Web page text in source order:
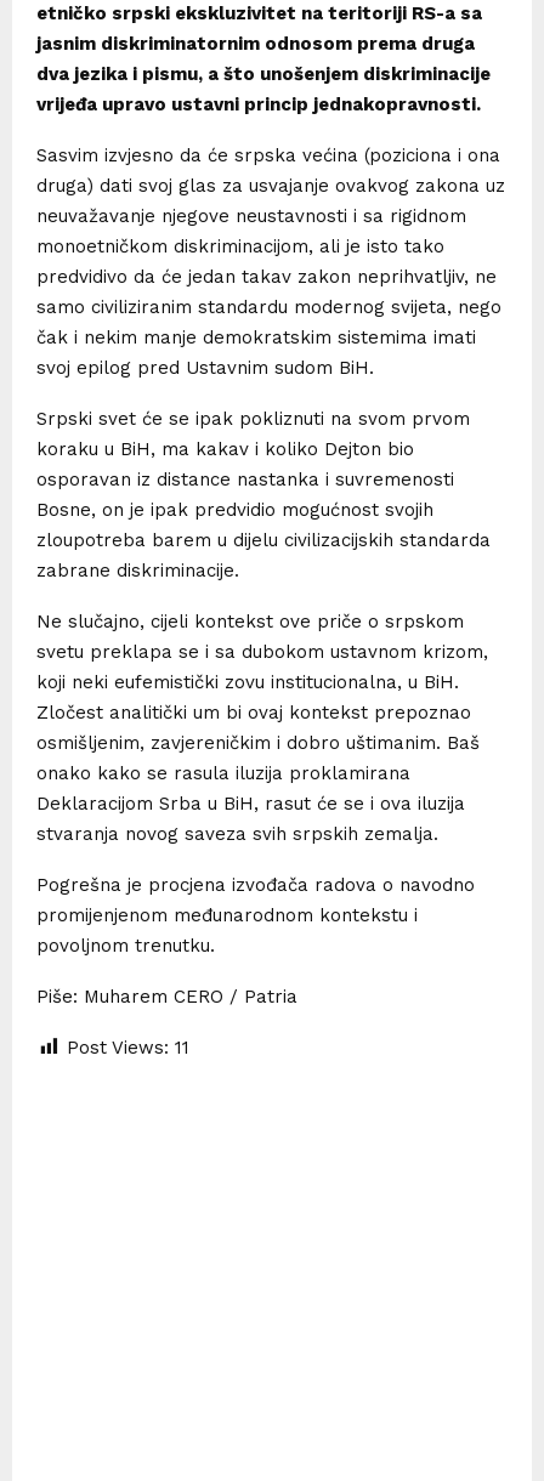
etničko srpski ekskluzivitet na teritoriji RS-a sa
jasnim diskriminatornim odnosom prema druga
dva jezika i pismu, a što unošenjem diskriminacije
vrijeđa upravo ustavni princip jednakopravnosti.
Sasvim izvjesno da će srpska većina (poziciona i ona
druga) dati svoj glas za usvajanje ovakvog zakona uz
neuvažavanje njegove neustavnosti i sa rigidnom
monoetničkom diskriminacijom, ali je isto tako
predvidivo da će jedan takav zakon neprihvatljiv, ne
samo civiliziranim standardu modernog svijeta, nego
čak i nekim manje demokratskim sistemima imati
svoj epilog pred Ustavnim sudom BiH.
Srpski svet će se ipak pokliznuti na svom prvom
koraku u BiH, ma kakav i koliko Dejton bio
osporavan iz distance nastanka i suvremenosti
Bosne, on je ipak predvidio mogućnost svojih
zloupotreba barem u dijelu civilizacijskih standarda
zabrane diskriminacije.
Ne slučajno, cijeli kontekst ove priče o srpskom
svetu preklapa se i sa dubokom ustavnom krizom,
koji neki eufemistički zovu institucionalna, u BiH.
Zločest analitički um bi ovaj kontekst prepoznao
osmišljenim, zavjereničkim i dobro uštimanim. Baš
onako kako se rasula iluzija proklamirana
Deklaracijom Srba u BiH, rasut će se i ova iluzija
stvaranja novog saveza svih srpskih zemalja.
Pogrešna je procjena izvođača radova o navodno
promijenjenom međunarodnom kontekstu i
povoljnom trenutku.
Piše: Muharem CERO / Patria
Post Views: 11